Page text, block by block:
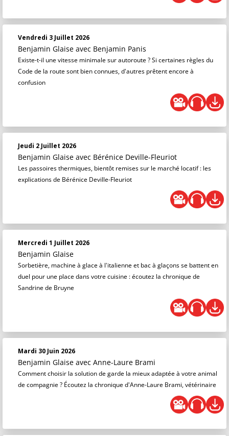
Vendredi 3 Juillet 2026
Benjamin Glaise avec Benjamin Panis
Existe-t-il une vitesse minimale sur autoroute ? Si certaines règles du
Code de la route sont bien connues, d'autres prêtent encore à
confusion
Jeudi 2 Juillet 2026
Benjamin Glaise avec Bérénice Deville-Fleuriot
Les passoires thermiques, bientôt remises sur le marché locatif : les
explications de Bérénice Deville-Fleuriot
Mercredi 1 Juillet 2026
Benjamin Glaise
Sorbetière, machine à glace à l'italienne et bac à glaçons se battent en
duel pour une place dans votre cuisine : écoutez la chronique de
Sandrine de Bruyne
Mardi 30 Juin 2026
Benjamin Glaise avec Anne-Laure Brami
Comment choisir la solution de garde la mieux adaptée à votre animal
de compagnie ? Écoutez la chronique d'Anne-Laure Brami, vétérinaire